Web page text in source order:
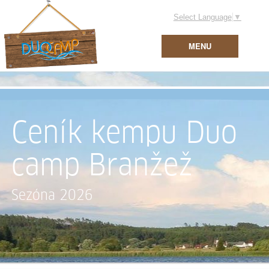
Select Language ▼
MENU
Ceník kempu Duo
camp Branžež
Sezóna 2026